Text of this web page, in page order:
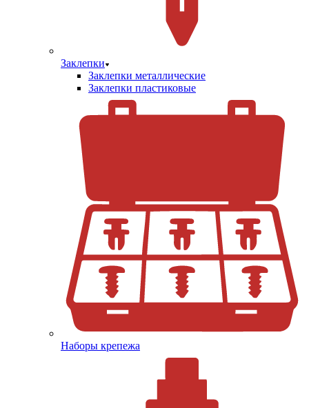
Заклепки
Заклепки металлические
Заклепки пластиковые
Наборы крепежа